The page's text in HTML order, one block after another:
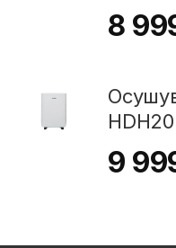
8
9